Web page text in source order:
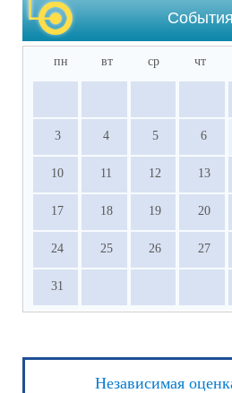
пн вт ср чт
3 4 5 6
10 11 12 13
17 18 19 20
24 25 26 27
31
Независимая